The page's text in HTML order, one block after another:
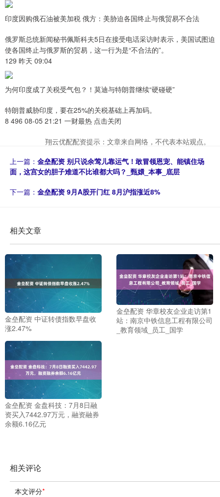
印度因购俄石油被美加税 俄方：美胁迫各国终止与俄贸易不合法
俄罗斯总统新闻秘书佩斯科夫5日在接受电话采访时表示，美国试图迫
使各国终止与俄罗斯的贸易，这一行为是“不合法的”。
129 昨天 09:04
为何印度成了关税受气包？！莫迪与特朗普继续“硬碰硬”
特朗普威胁印度，要在25%的关税基础上再加码。
8 496 08-05 21:21 一财最热 点击关闭
翔云优配配资提示：文章来自网络，不代表本站观点。
上一篇： 金垒配资 别只说余莺儿靠运气！敢冒领恩宠、能镇住场
面，这宫女的胆子难道不比谁都大吗？_甄嬛_本事_底层
下一篇： 金垒配资 9月A股开门红 8月沪指涨近8%
相关文章
金垒配资 中证转债指数早盘收
涨2.47%
金垒配资 华章校友企业走访第1
站：南京中铁信息工程有限公司
_教育领域_员工_国学
金垒配资 金盘科技：7月8日融
资买入7442.97万元，融资融券
余额6.16亿元
相关评论
本文评分*